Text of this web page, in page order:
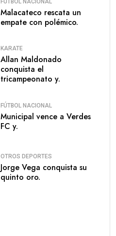
Malacateco rescata un
empate con polémico.
KARATE
Allan Maldonado
conquista el
tricampeonato y.
FÚTBOL NACIONAL
Municipal vence a Verdes
FC y.
OTROS DEPORTES
Jorge Vega conquista su
quinto oro.